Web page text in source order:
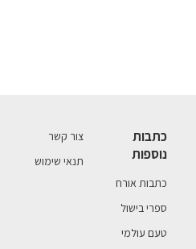
כתבות
נוספות
כתבות אורח
ספרי בישול
טעם עולמי
צור קשר
תנאי שימוש